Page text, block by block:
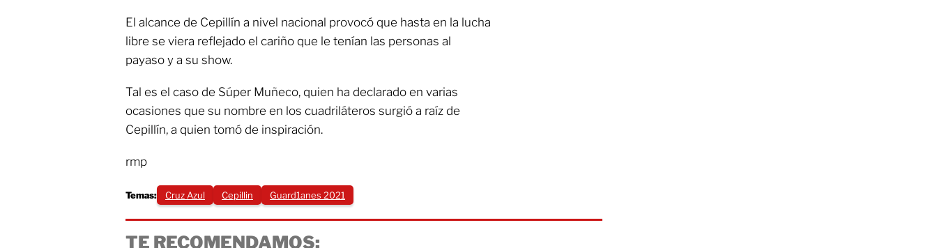
El alcance de Cepillín a nivel nacional provocó que hasta en la lucha
libre se viera reflejado el cariño que le tenían las personas al
payaso y a su show.
Tal es el caso de Súper Muñeco, quien ha declarado en varias
ocasiones que su nombre en los cuadriláteros surgió a raíz de
Cepillín, a quien tomó de inspiración.
rmp
Temas: Cruz Azul Cepillin Guard1anes 2021
TE RECOMENDAMOS: